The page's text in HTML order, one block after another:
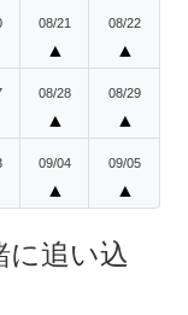
08/21
▲
08/22
▲
08/28
▲
08/29
▲
09/04
▲
09/05
▲
に追い込